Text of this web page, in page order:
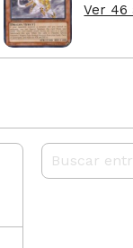
Ver 46